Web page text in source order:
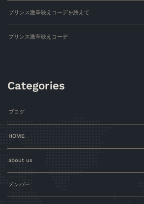
プリンス激辛映えコーデを終えて
プリンス激辛映えコーデ
Categories
ブログ
HOME
about us
メンバー